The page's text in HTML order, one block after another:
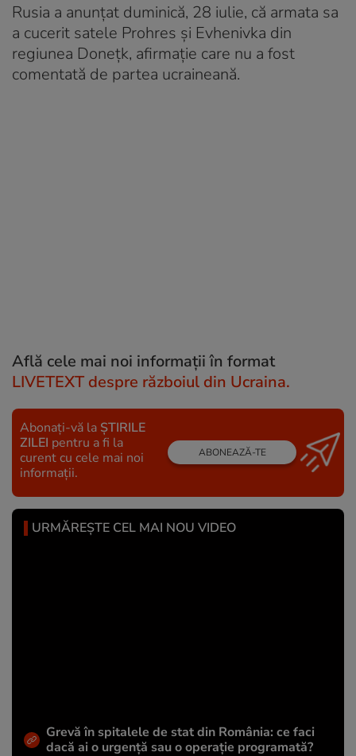
Rusia a anunțat duminică, 28 iulie, că armata sa
a cucerit satele Prohres şi Evhenivka din
regiunea Donețk, afirmație care nu a fost
comentată de partea ucraineană.
Află cele mai noi informații în format
LIVETEXT despre războiul din Ucraina.
Abonați-vă la ȘTIRILE
ZILEI pentru a fi la
curent cu cele mai noi
informații.
ABONEAZĂ-TE
URMĂREȘTE CEL MAI NOU VIDEO
Grevă în spitalele de stat din România: ce faci
dacă ai o urgență sau o operație programată?